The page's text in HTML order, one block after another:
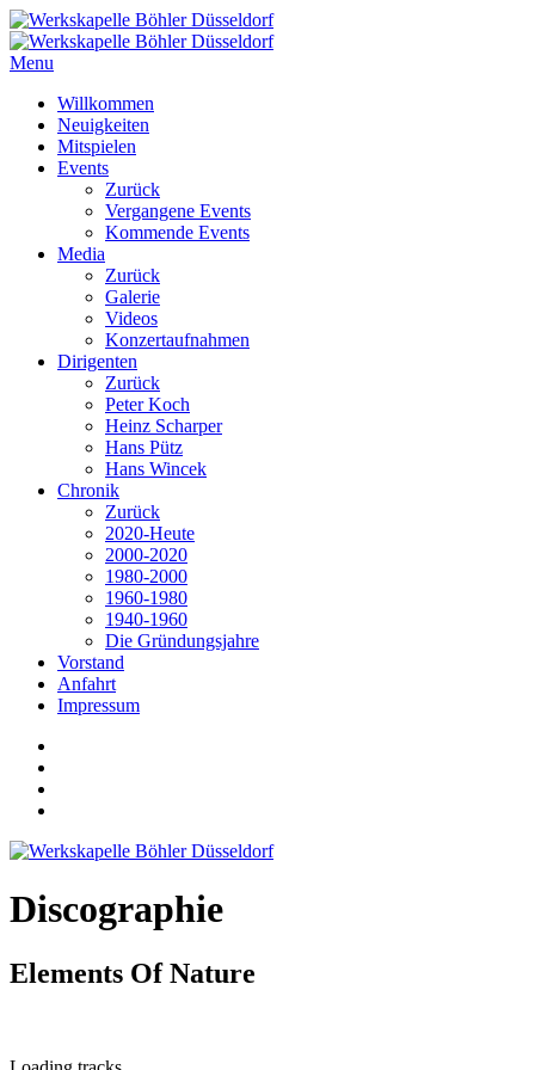
Menu
Willkommen
Neuigkeiten
Mitspielen
Events
Zurück
Vergangene Events
Kommende Events
Media
Zurück
Galerie
Videos
Konzertaufnahmen
Dirigenten
Zurück
Peter Koch
Heinz Scharper
Hans Pütz
Hans Wincek
Chronik
Zurück
2020-Heute
2000-2020
1980-2000
1960-1980
1940-1960
Die Gründungsjahre
Vorstand
Anfahrt
Impressum
Discographie
Elements Of Nature